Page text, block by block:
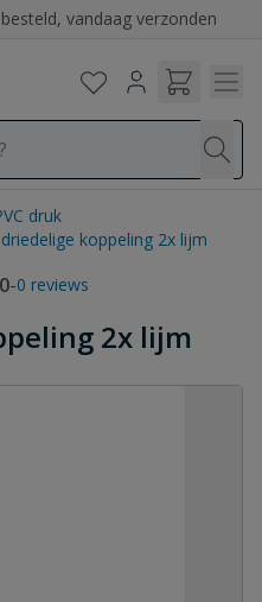
vandaag verzonden
druk
koppeling 2x lijm
-0 reviews
2x lijm